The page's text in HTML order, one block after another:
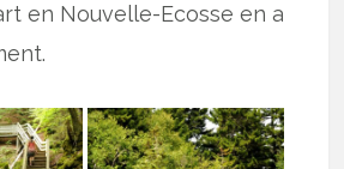
en Nouvelle-Ecosse en a